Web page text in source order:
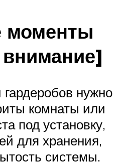
моменты
нужно
комнаты или
под установку,
для хранения,
системы.